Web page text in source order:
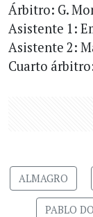
Árbitro: G.
Asistente 1:
Asistente 2:
Cuarto
ALMAGRO
PABLO